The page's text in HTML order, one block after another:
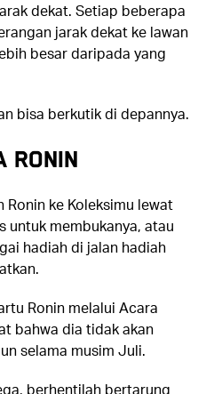
dekat. Setiap beberapa
jarak dekat ke lawan
besar daripada yang
bisa berkutik di depannya.
Ronin
Ronin ke Koleksimu lewat
untuk membukanya, atau
hadiah di jalan hadiah
Ronin melalui Acara
bahwa dia tidak akan
selama musim Juli.
berhentilah bertarung